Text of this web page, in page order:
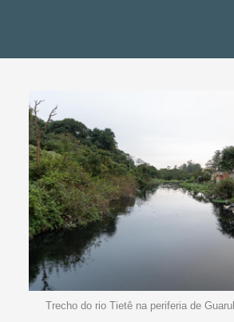
Trecho do rio Tietê na periferia de